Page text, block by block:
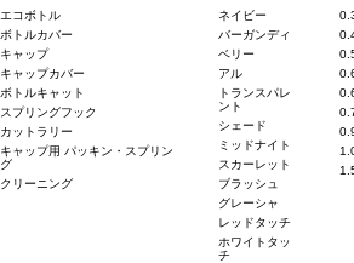
エコボトル
ボトルカバー
キャップ
キャップカバー
ボトルキャット
スプリングフック
カットラリー
キャップ用 パッキン・スプリン
グ
クリーニング
ネイビー
バーガンディ
ベリー
アル
トランスパレ
ント
シェード
ミッドナイト
スカーレット
ブラッシュ
グレーシャ
レッドタッチ
ホワイトタッ
チ